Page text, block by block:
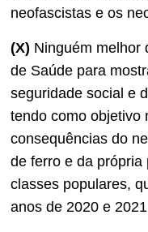
neofascistas e os
(X) Ninguém melhor
de Saúde para
seguridade social e
tendo como objetivo
consequências do
de ferro e da própria
classes populares,
anos de 2020 e